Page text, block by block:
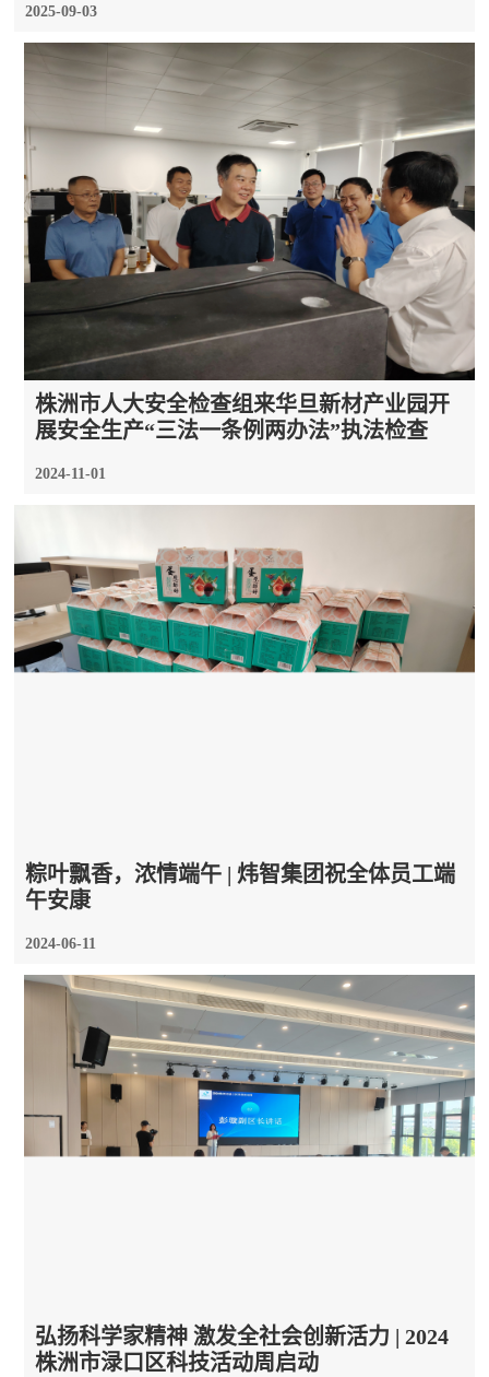
2025-09-03
株洲市人大安全检查组来华旦新材产业园开
展安全生产“三法一条例两办法”执法检查
2024-11-01
粽叶飘香，浓情端午 | 炜智集团祝全体员工端
午安康
2024-06-11
弘扬科学家精神 激发全社会创新活力 | 2024
株洲市渌口区科技活动周启动